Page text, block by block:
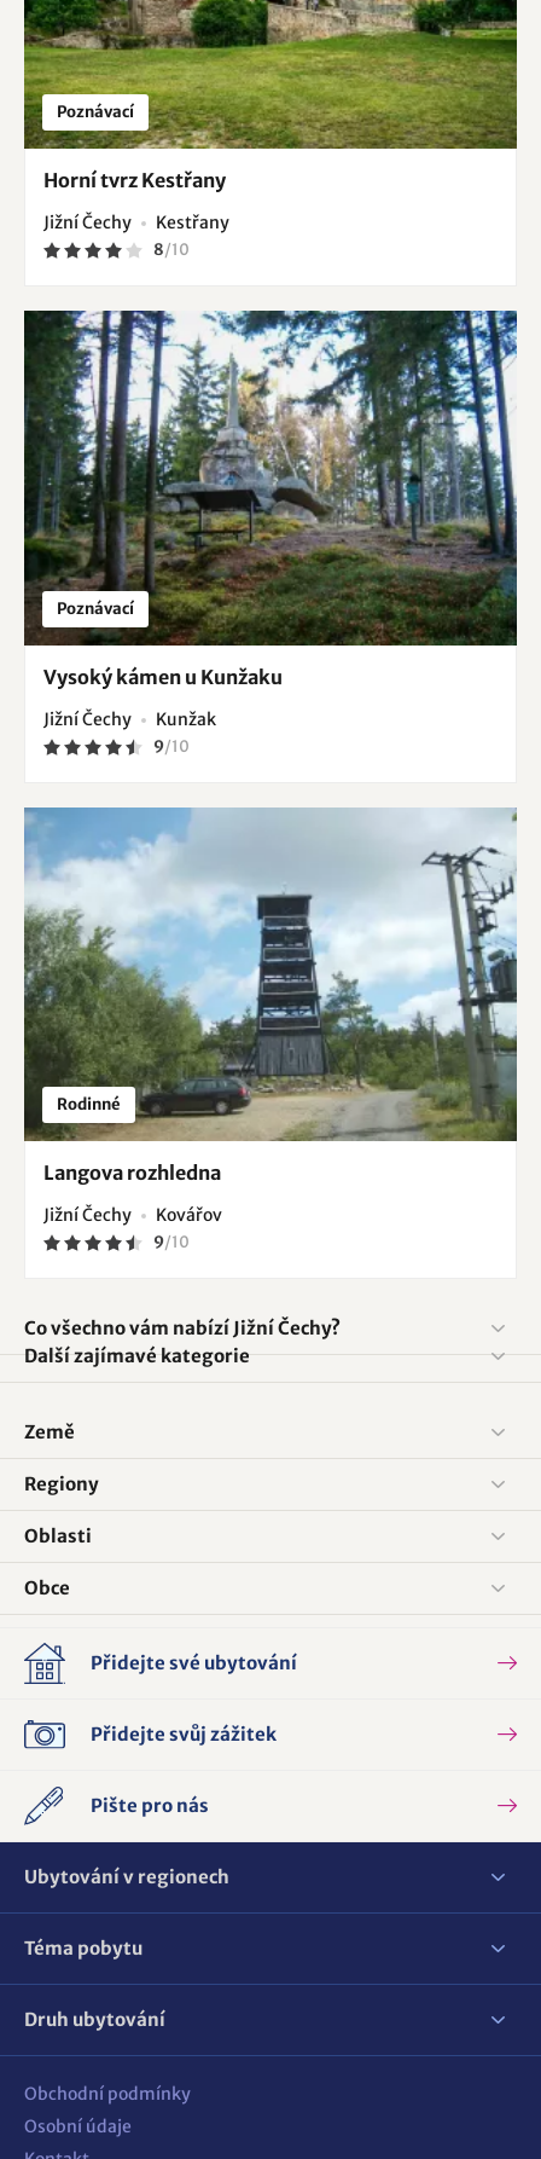
Poznávací
Horní tvrz Kestřany
Jižní Čechy Kestřany
8/10
Poznávací
Vysoký kámen u Kunžaku
Jižní Čechy Kunžak
9/10
Rodinné
Langova rozhledna
Jižní Čechy Kovářov
9/10
Co všechno vám nabízí Jižní Čechy?
Další zajímavé kategorie
Země
Regiony
Oblasti
Obce
Přidejte své ubytování
Přidejte svůj zážitek
Pište pro nás
Ubytování v regionech
Téma pobytu
Druh ubytování
Obchodní podmínky
Osobní údaje